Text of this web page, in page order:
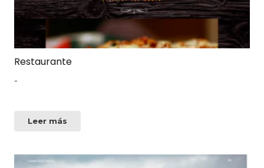
Restaurante
-
Leer más